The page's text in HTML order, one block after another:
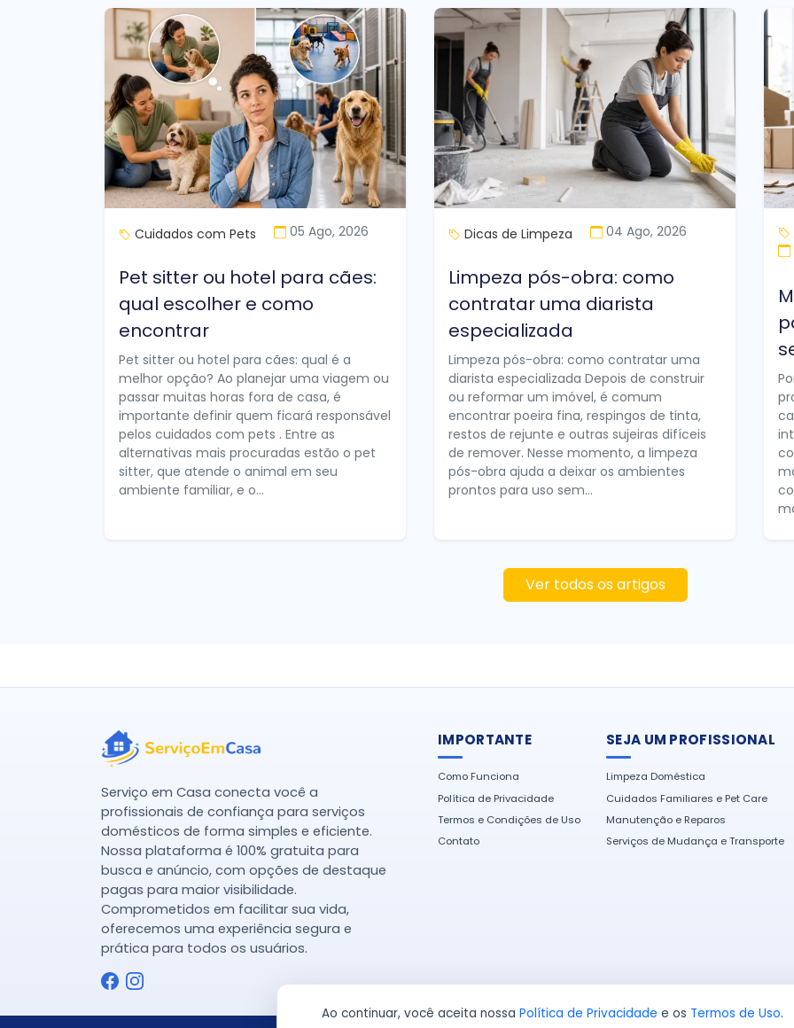
Cuidados com Pets 05 Ago, 2026
Pet sitter ou hotel para cães:
qual escolher e como
encontrar
Pet sitter ou hotel para cães: qual é a
melhor opção? Ao planejar uma viagem ou
passar muitas horas fora de casa, é
importante definir quem ficará responsável
pelos cuidados com pets . Entre as
alternativas mais procuradas estão o pet
sitter, que atende o animal em seu
ambiente familiar, e o...
Dicas de Limpeza 04 Ago, 2026
Limpeza pós-obra: como
contratar uma diarista
especializada
Limpeza pós-obra: como contratar uma
diarista especializada Depois de construir
ou reformar um imóvel, é comum
encontrar poeira fina, respingos de tinta,
restos de rejunte e outras sujeiras difíceis
de remover. Nesse momento, a limpeza
pós-obra ajuda a deixar os ambientes
prontos para uso sem...
Ver todos os artigos
Serviço em Casa conecta você a
profissionais de confiança para serviços
domésticos de forma simples e eficiente.
Nossa plataforma é 100% gratuita para
busca e anúncio, com opções de destaque
pagas para maior visibilidade.
Comprometidos em facilitar sua vida,
oferecemos uma experiência segura e
prática para todos os usuários.
IMPORTANTE
Como Funciona
Política de Privacidade
Termos e Condições de Uso
Contato
SEJA UM PROFISSIONAL
Limpeza Doméstica
Cuidados Familiares e Pet Care
Manutenção e Reparos
Serviços de Mudança e Transporte
Ao continuar, você aceita nossa Política de Privacidade e os Termos de Uso.